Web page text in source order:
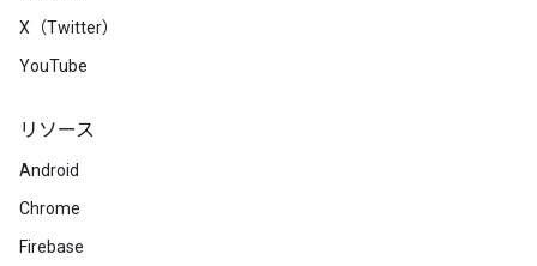
X（Twitter）
YouTube
リソース
Android
Chrome
Firebase